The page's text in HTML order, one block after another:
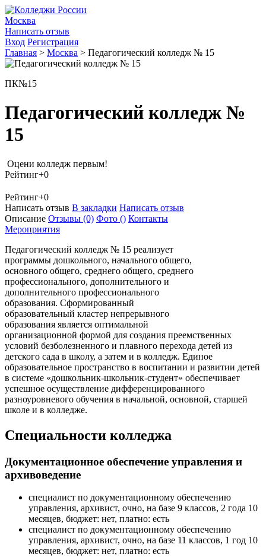
Москва
Написать отзыв
Вход Регистрация
Главная > Москва > Педагогический колледж № 15
ПК№15
Педагогический колледж №
15
Оцени колледж первым!
Рейтинг+0
Рейтинг+0
Написать отзыв В закладки Написать отзыв
Описание Отзывы (0) Фото () Контакты
Мероприятия
Педагогический колледж № 15 реализует
программы дошкольного, начального общего,
основного общего, среднего общего, среднего
профессионального, дополнительного и
дополнительного профессионального
образования. Сформированный
образовательный кластер непрерывного
образования является оптимальной
организационной формой для создания преемственных
условий безболезненного и плавного перехода детей из
детского сада в школу, а затем и в колледж. Единое
образовательное пространство в воспитании и развитии детей
в системе «дошкольник-школьник-студент» обеспечивает
успешное осуществление дифференцированного
разноуровневого обучения в начальной, основной, старшей
школе и в колледже.
Специальности колледжа
Документационное обеспечение управления и
архивоведение
специалист по документационному обеспечению
управления, архивист, очно, на базе 9 классов, 2 года 10
месяцев, бюджет: нет, платно: есть
специалист по документационному обеспечению
управления, архивист, очно, на базе 11 классов, 1 год 10
месяцев, бюджет: нет, платно: есть